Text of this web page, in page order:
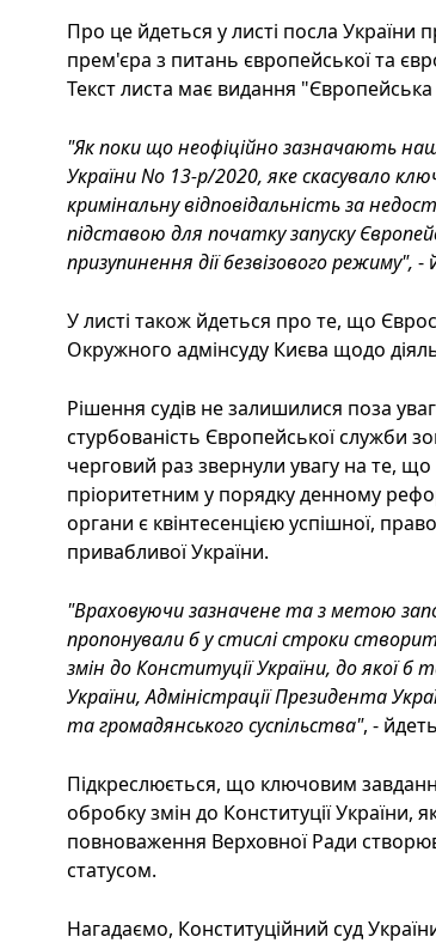
Про це йдеться у листі посла
прем'єра з питань європейської та
Текст листа має видання
"Як поки що неофіційно зазначають
України No 13-р/2020, яке скасувало
кримінальну відповідальність за
підставою для початку запуску
призупинення дії безвізового режиму", -
У листі також йдеться про те, що
Окружного адмінсуду Києва щодо
Рішення судів не залишилися поза
стурбованість Європейської служби
черговий раз звернули увагу на те,
пріоритетним у порядку денному
органи є квінтесенцією успішної,
привабливої України.
"Враховуючи зазначене та з метою
пропонували б у стислі строки
змін до Конституції України, до якої
України, Адміністрації Президента
та громадянського суспільства", -
Підкреслюється, що ключовим
обробку змін до Конституції України,
повноваження Верховної Ради
статусом.
Нагадаємо, Конституційний суд